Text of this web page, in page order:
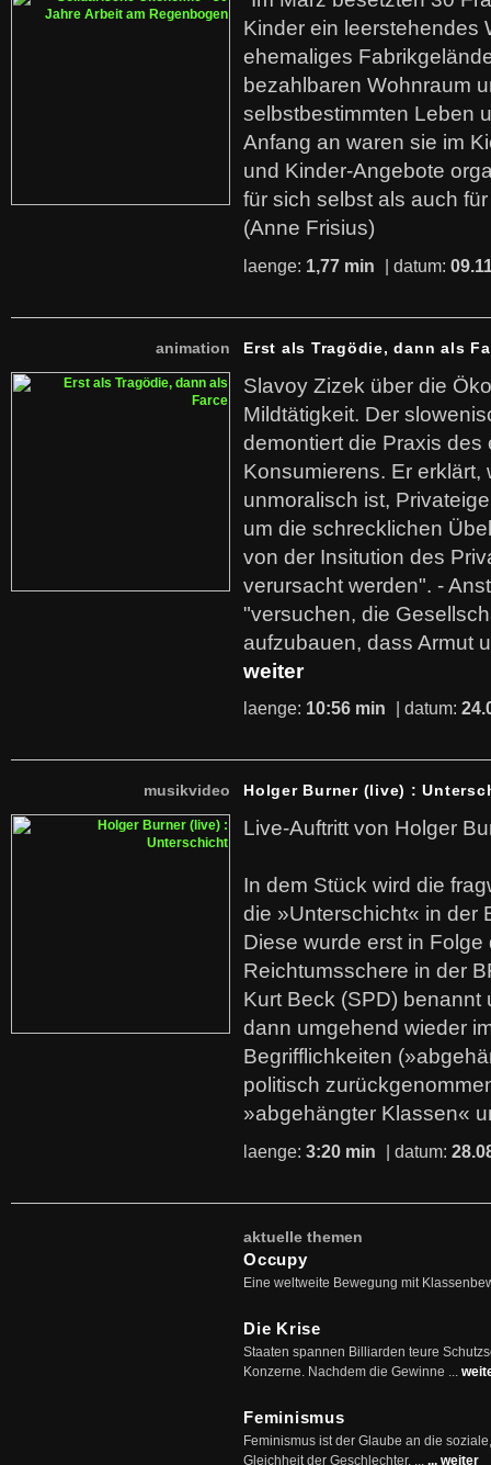
Kinder ein leerstehendes
ehemaliges
bezahlbaren Wohnraum
selbstbestimmten Leben
Anfang an waren sie im
und Kinder-Angebote
für sich selbst als auch
(Anne Frisius)
laenge: 1,77 min | datum:
animation Erst als Tragödie, dann als
Slavoy Zizek über die
Mildtätigkeit. Der
demontiert die Praxis des
Konsumierens. Er erklärt,
unmoralisch ist,
um die schrecklichen
von der Insitution des
verursacht werden". -
"versuchen, die
aufzubauen, dass Armut
weiter
laenge: 10:56 min | datum:
musikvideo Holger Burner (live) :
Live-Auftritt von Holger
In dem Stück wird die
die »Unterschicht« in der
Diese wurde erst in
Reichtumsschere in der
Kurt Beck (SPD)
dann umgehend wieder
Begrifflichkeiten
politisch
»abgehängter Klassen«
laenge: 3:20 min | datum:
aktuelle themen
Occupy
Eine weltweite Bewegung mit
Die Krise
Staaten spannen Billiarden teure
Konzerne. Nachdem die Gewinne ...
Feminismus
Feminismus ist der Glaube an die
Gleichheit der Geschlechter. ... ... weiter